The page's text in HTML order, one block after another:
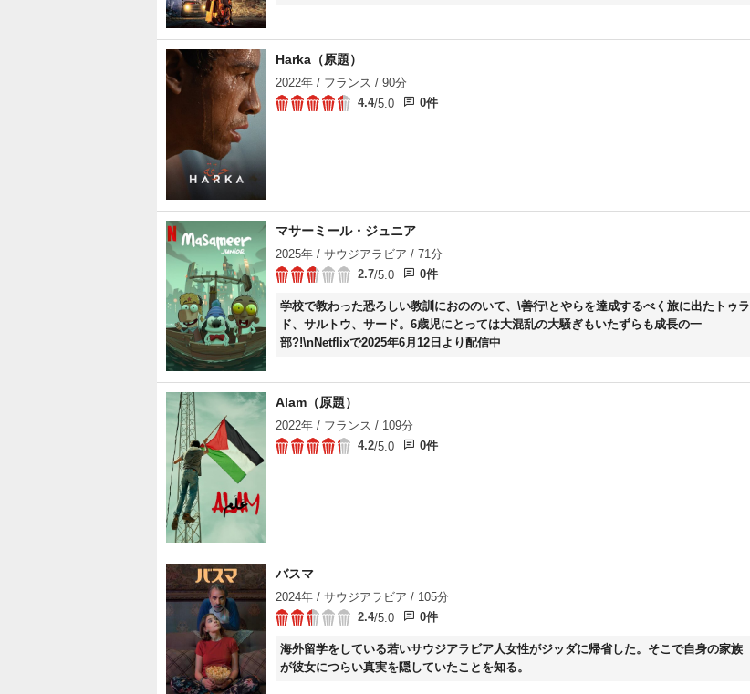
Harka（原題）
2022年 / フランス / 90分
4.4/5.0 0件
マサーミール・ジュニア
2025年 / サウジアラビア / 71分
2.7/5.0 0件
学校で教わった恐ろしい教訓におののいて、\善行\とやらを達成するべく旅に出たトゥラ
ド、サルトウ、サード。6歳児にとっては大混乱の大騒ぎもいたずらも成長の一
部?!\nNetflixで2025年6月12日より配信中
Alam（原題）
2022年 / フランス / 109分
4.2/5.0 0件
バスマ
2024年 / サウジアラビア / 105分
2.4/5.0 0件
海外留学をしている若いサウジアラビア人女性がジッダに帰省した。そこで自身の家族
が彼女につらい真実を隠していたことを知る。